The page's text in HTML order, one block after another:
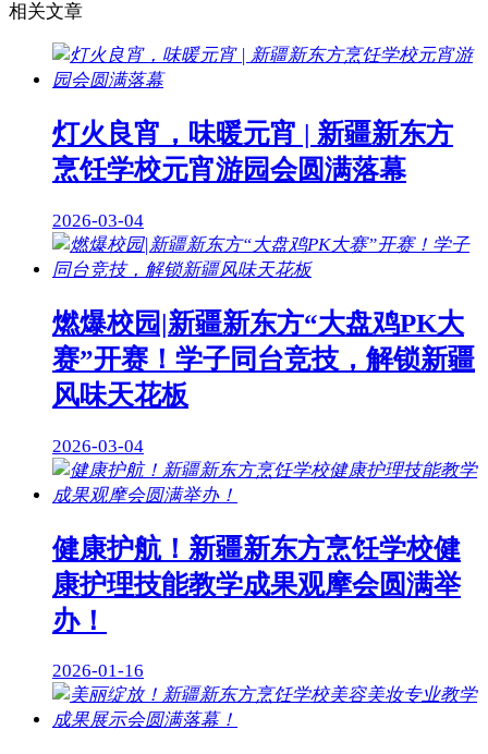
相关文章
灯火良宵，味暖元宵 | 新疆新东方
烹饪学校元宵游园会圆满落幕
2026-03-04
燃爆校园|新疆新东方“大盘鸡PK大
赛”开赛！学子同台竞技，解锁新疆
风味天花板
2026-03-04
健康护航！新疆新东方烹饪学校健
康护理技能教学成果观摩会圆满举
办！
2026-01-16